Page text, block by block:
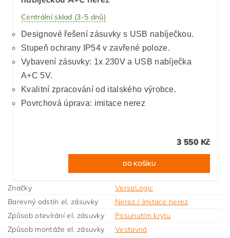
Centrální sklad (3-5 dnů)
Designové řešení zásuvky s USB nabíječkou.
Stupeň ochrany IP54 v zavřené poloze.
Vybavení zásuvky: 1x 230V a USB nabíječka
A+C 5V.
Kvalitní zpracování od italského výrobce.
Povrchová úprava: imitace nerez
3 550 Kč
Značky
VersaLogic
Barevný odstín el. zásuvky
Nerez / Imitace nerez
Způsob otevírání el. zásuvky
Posunutím krytu
Způsob montáže el. zásuvky
Vestavná